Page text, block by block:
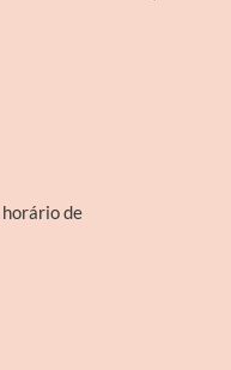
horário de